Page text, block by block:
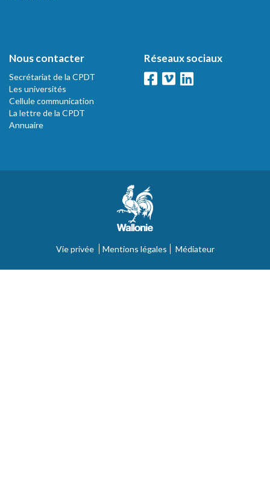
Nous contacter
Secrétariat de la CPDT
Les universités
Cellule communication
La lettre de la CPDT
Annuaire
Réseaux sociaux
Vie privée Mentions légales Médiateur